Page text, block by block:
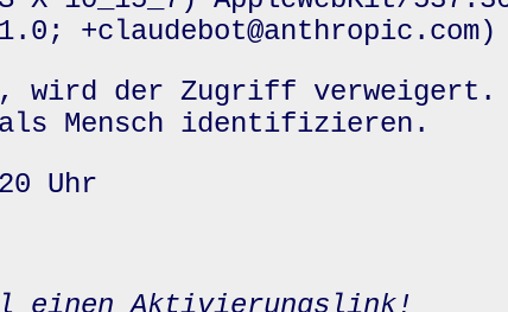
+claudebot@anthropic.com)
wird der Zugriff verweigert.
Mensch identifizieren.
Uhr